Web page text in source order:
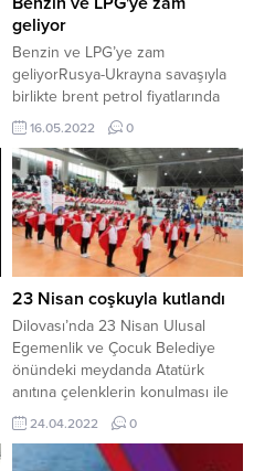
geliyor
Benzin ve LPG’ye zam
geliyorRusya-Ukrayna savaşıyla
birlikte brent petrol fiyatlarında
dalgalanma sürerken, benzin ve
motorin fiyatları da indirim ve zam
haberleriyle değişkenlik
gösteriyor.
16.05.2022 0
23 Nisan coşkuyla kutlandı
Dilovası’nda 23 Nisan Ulusal
Egemenlik ve Çocuk Belediye
önündeki meydanda Atatürk
anıtına çelenklerin konulması ile
başladı. Kutlama etkinlikleri daha
sonra Polisan Spor Salonu’nda
devam etti. Törene Kaymakam
24.04.2022 0